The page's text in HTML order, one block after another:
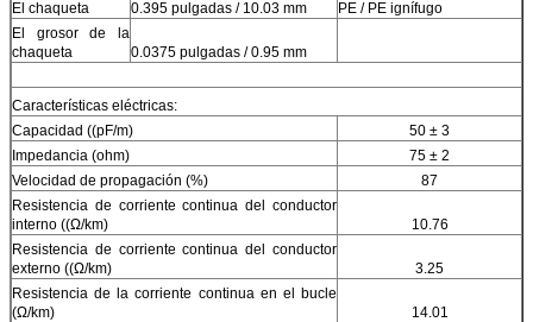
El chaqueta 0.395 pulgadas / 10.03 mm
PE / PE ignífugo
El grosor de la
chaqueta
0.0375 pulgadas / 0.95 mm
Características eléctricas:
Capacidad ((pF/m)
50 ± 3
Impedancia (ohm)
75 ± 2
Velocidad de propagación (%)
87
Resistencia de corriente continua del conductor
interno ((Ω/km)
10.76
Resistencia de corriente continua del conductor
externo ((Ω/km)
3.25
Resistencia de la corriente continua en el bucle
(Ω/km)
14.01